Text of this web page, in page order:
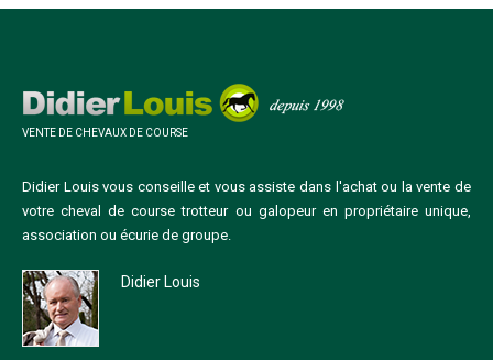
VENTE DE CHEVAUX DE COURSE
Didier Louis vous conseille et vous assiste dans l'achat ou la vente de
votre cheval de course trotteur ou galopeur en propriétaire unique,
association ou écurie de groupe.
Didier Louis